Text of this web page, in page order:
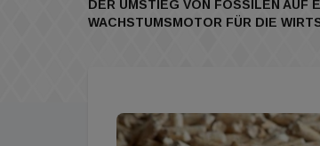
DER UMSTIEG VON FOSSILEN AUF
WACHSTUMSMOTOR FÜR DIE